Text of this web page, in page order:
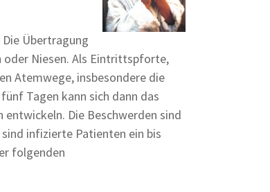
Übertragung
Niesen. Als Eintrittspforte,
Atemwege, insbesondere die
Tagen kann sich dann das
Die Beschwerden sind
infizierte Patienten ein bis
folgenden